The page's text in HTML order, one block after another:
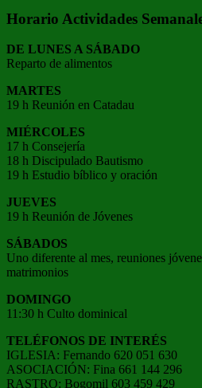
Horario Actividades
DE LUNES A SÁBADO
Reparto de alimentos
MARTES
19 h Reunión en Catadau
MIÉRCOLES
17 h Consejería
18 h Discipulado Bautismo
19 h Estudio bíblico y oración
JUEVES
19 h Reunión de Jóvenes
SÁBADOS
Uno diferente al mes, reuniones
matrimonios
DOMINGO
11:30 h Culto dominical
TELÉFONOS DE INTERÉS
IGLESIA: Fernando 620 051 630
ASOCIACIÓN: Fina 661 144 296
RASTRO: Bogomil 603 459 429